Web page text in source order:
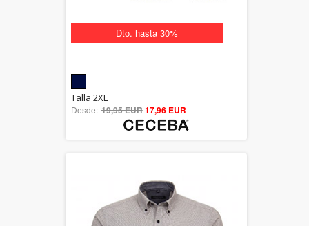
Dto. hasta 30%
out of 5
Talla 2XL
Desde: 19,95 EUR17,96 EUR